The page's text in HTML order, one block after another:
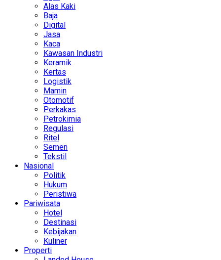
Alas Kaki
Baja
Digital
Jasa
Kaca
Kawasan Industri
Keramik
Kertas
Logistik
Mamin
Otomotif
Perkakas
Petrokimia
Regulasi
Ritel
Semen
Tekstil
Nasional
Politik
Hukum
Peristiwa
Pariwisata
Hotel
Destinasi
Kebijakan
Kuliner
Properti